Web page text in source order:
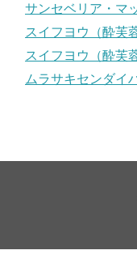
サンセベリア・マ
スイフヨウ（酔芙
スイフヨウ（酔芙
ムラサキセンダイ